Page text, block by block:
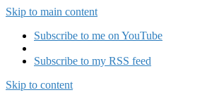
Skip to main content
Subscribe to me on YouTube
Subscribe to my RSS feed
Capitalizator UA
Skip to content